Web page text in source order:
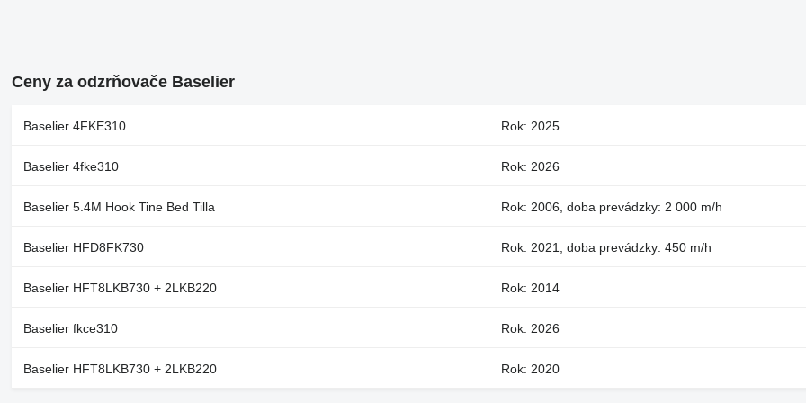
Ceny za odzrňovače Baselier
Baselier 4FKE310 Rok: 2025
Baselier 4fke310 Rok: 2026
Baselier 5.4M Hook Tine Bed Tilla Rok: 2006, doba prevádzky: 2 000 m/h
Baselier HFD8FK730 Rok: 2021, doba prevádzky: 450 m/h
Baselier HFT8LKB730 + 2LKB220 Rok: 2014
Baselier fkce310 Rok: 2026
Baselier HFT8LKB730 + 2LKB220 Rok: 2020